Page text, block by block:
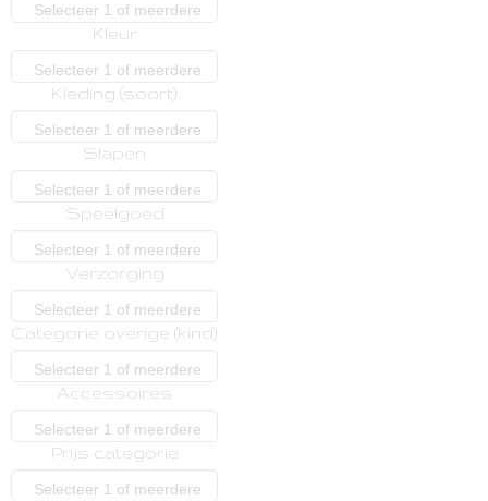
Selecteer 1 of meerdere
opties
Kleur
Selecteer 1 of meerdere
opties
Kleding (soort)
Selecteer 1 of meerdere
opties
Slapen
Selecteer 1 of meerdere
opties
Speelgoed
Selecteer 1 of meerdere
opties
Verzorging
Selecteer 1 of meerdere
opties
Categorie overige (kind)
Selecteer 1 of meerdere
opties
Accessoires
Selecteer 1 of meerdere
opties
Prijs categorie
Selecteer 1 of meerdere